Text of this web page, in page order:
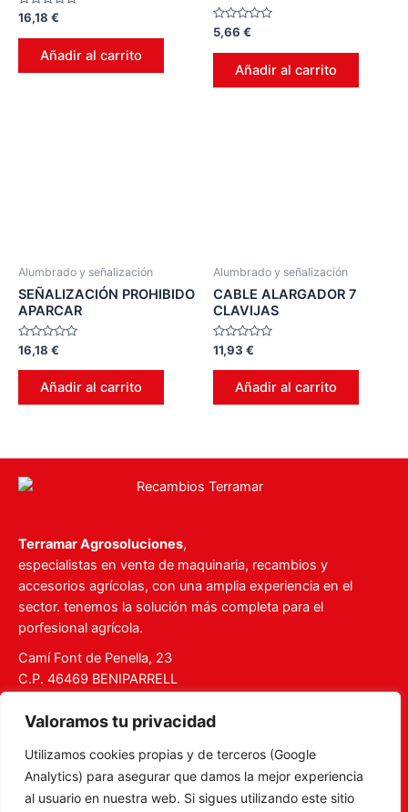
Valoramos tu privacidad
Utilizamos cookies propias y de terceros (Google
Analytics) para asegurar que damos la mejor experiencia
al usuario en nuestra web. Si sigues utilizando este sitio
Valorado
0
16,18 €
Añadir al carrito
Valorado
en
0
5,66 €
Añadir al carrito
Alumbrado y señalización
SEÑALIZACIÓN PROHIBIDO
APARCAR
Valorado
en
0
16,18 €
Añadir al carrito
Alumbrado y señalización
CABLE ALARGADOR 7
CLAVIJAS
Valorado
en
0
11,93 €
Añadir al carrito
Terramar Agrosoluciones,
especialistas en venta de maquinaria, recambios y
accesorios agrícolas, con una amplia experiencia en el
sector. tenemos la solución más completa para el
porfesional agrícola.
Camí Font de Penella, 23
C.P. 46469 BENIPARRELL
ventas@recambiosterramar.com
Mi Cuenta
Carrito